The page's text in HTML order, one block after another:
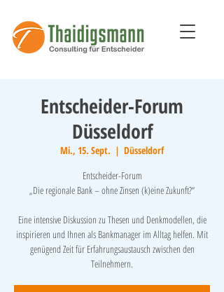
Entscheider-Forum
Düsseldorf
Mi., 15. Sept.
  |
Düsseldorf
Entscheider-Forum
„Die regionale Bank – ohne Zinsen (k)eine Zukunft?“
Eine intensive Diskussion zu Thesen und Denkmodellen, die
inspirieren und Ihnen als Bankmanager im Alltag helfen. Mit
genügend Zeit für Erfahrungsaustausch zwischen den
Teilnehmern.